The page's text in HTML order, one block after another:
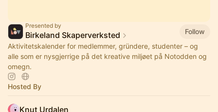
Presented by
Birkeland Skaperverksted
Follow
Aktivitetskalender for medlemmer, gründere, studenter – og
alle som er nysgjerrige på det kreative miljøet på Notodden og
omegn.
Hosted By
Knut Urdalen